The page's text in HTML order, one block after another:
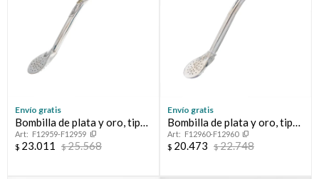
Envío gratis
Bombilla de plata y oro, tipo
MELO.F12959-F12959
$ 23.011 $25.568
Envío gratis
Bombilla de plata y oro, tipo
MELO.F12960-F12960
$ 20.473 $22.748